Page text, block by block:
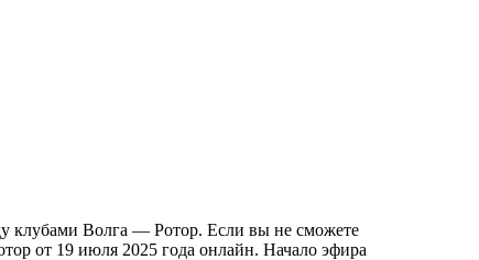
клубами Волга — Ротор. Если вы не сможете
от 19 июля 2025 года онлайн. Начало эфира